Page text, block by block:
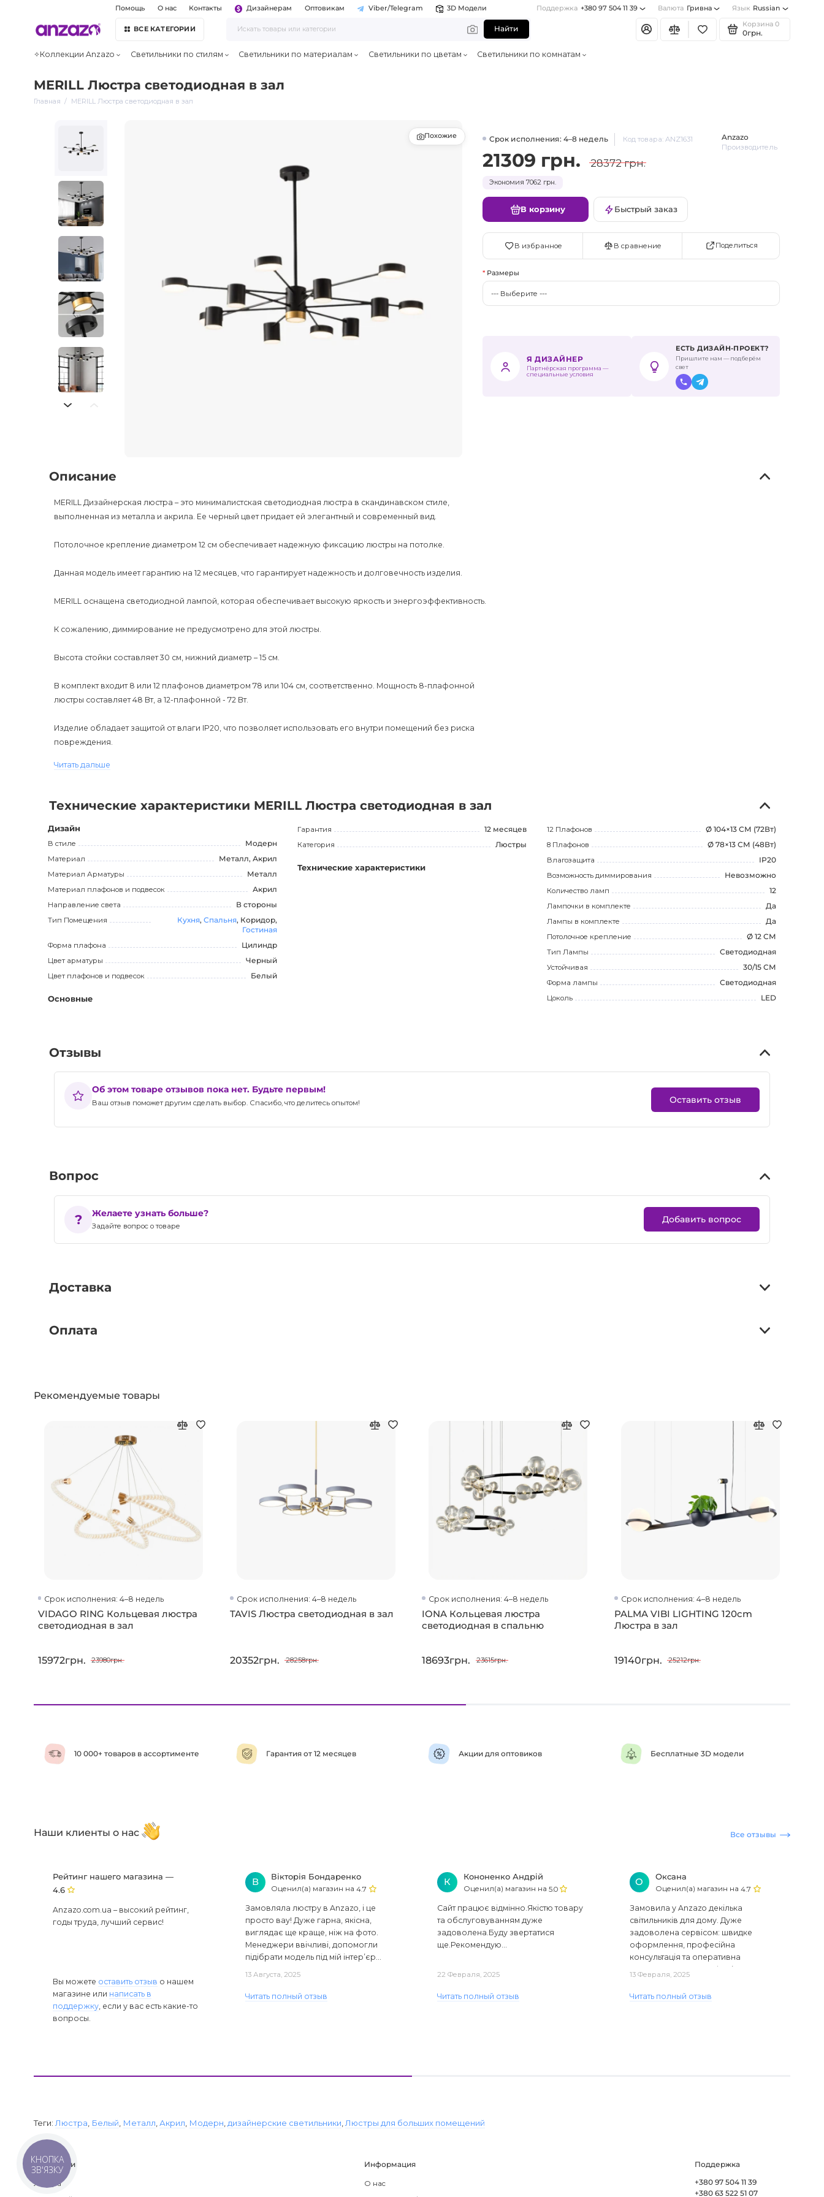
Помощь О нас Контакты Дизайнерам Оптовикам Viber/Telegram 3D Модели Поддержка +380 97 504 11 39 Валюта Гривна Язык Russian
ВСЕ КАТЕГОРИИ Найти
Корзина 0
0грн.
✧Коллекции Anzazo Светильники по стилям Светильники по материалам Светильники по цветам Светильники по комнатам
MERILL Люстра светодиодная в зал
Главная MERILL Люстра светодиодная в зал
Похожие Срок исполнения: 4–8 недель Код товара: ANZ1631
Anzazo
Производитель
21309 грн. 28372 грн.
Экономия 7062 грн.
В корзину Быстрый заказ
В избранное В сравнение Поделиться
Размеры
Я ДИЗАЙНЕР
Партнёрская программа —
специальные условия
ЕСТЬ ДИЗАЙН-ПРОЕКТ?
Пришлите нам — подберём
свет
Описание
MERILL Дизайнерская люстра – это минималистская светодиодная люстра в скандинавском стиле,
выполненная из металла и акрила. Ее черный цвет придает ей элегантный и современный вид.
Потолочное крепление диаметром 12 см обеспечивает надежную фиксацию люстры на потолке.
Данная модель имеет гарантию на 12 месяцев, что гарантирует надежность и долговечность изделия.
MERILL оснащена светодиодной лампой, которая обеспечивает высокую яркость и энергоэффективность.
К сожалению, диммирование не предусмотрено для этой люстры.
Высота стойки составляет 30 см, нижний диаметр – 15 см.
В комплект входит 8 или 12 плафонов диаметром 78 или 104 см, соответственно. Мощность 8-плафонной
люстры составляет 48 Вт, а 12-плафонной - 72 Вт.
Изделие обладает защитой от влаги IP20, что позволяет использовать его внутри помещений без риска
повреждения.
Цоколь люстры выполнен для использования с лампами типа LED, которые являются наиболее
MERILL подойдет к любому современному интерьеру и прекрасно впишется в гостиную, спальню, кухню или
офисное помещение.
Лампы входят в комплект, что позволяет сразу же насладиться ярким и комфортным освещением.
приобрести этот качественный и стильный товар.
Читать дальше
Технические характеристики MERILL Люстра светодиодная в зал
Дизайн
В стиле
Модерн
Материал
Металл, Акрил
Материал Арматуры
Металл
Материал плафонов и подвесок
Акрил
Направление света
В стороны
Тип Помещения
Кухня, Спальня, Коридор,
Гостиная
Форма плафона
Цилиндр
Цвет арматуры
Черный
Цвет плафонов и подвесок
Белый
Основные
Гарантия
12 месяцев
Категория
Люстры
Технические характеристики
12 Плафонов
Ø 104×13 СМ (72Вт)
8 Плафонов
Ø 78×13 СМ (48Вт)
Влагозащита
IP20
Возможность диммирования
Невозможно
Количество ламп
12
Лампочки в комплекте
Да
Лампы в комплекте
Да
Потолочное крепление
Ø 12 СМ
Тип Лампы
Светодиодная
Устойчивая
30/15 СМ
Форма лампы
Светодиодная
Цоколь
LED
Отзывы
Об этом товаре отзывов пока нет. Будьте первым!
Ваш отзыв поможет другим сделать выбор. Спасибо, что делитесь опытом! Оставить отзыв
Вопрос
Желаете узнать больше?
Задайте вопрос о товаре
Добавить вопрос
Доставка
Оплата
Рекомендуемые товары
Срок исполнения: 4–8 недель
VIDAGO RING Кольцевая люстра
светодиодная в зал
15972грн. 23980грн.
Срок исполнения: 4–8 недель
TAVIS Люстра светодиодная в зал
20352грн. 28258грн.
Срок исполнения: 4–8 недель
IONA Кольцевая люстра
светодиодная в спальню
18693грн. 23615грн.
Срок исполнения: 4–8 недель
PALMA VIBI LIGHTING 120cm
Люстра в зал
19140грн. 25212грн.
10 000+ товаров в ассортименте Гарантия от 12 месяцев Акции для оптовиков Бесплатные 3D модели
Наши клиенты о нас Все отзывы
Рейтинг нашего магазина —
4.6
Anzazo.com.ua – высокий рейтинг,
годы труда, лучший сервис!
Вы можете оставить отзыв о нашем
магазине или написать в
поддержку, если у вас есть какие-то
вопросы.
В
Вікторія Бондаренко
Оценил(а) магазин на4.7
Замовляла люстру в Anzazo, і це
просто вау! Дуже гарна, якісна,
виглядає ще краще, ніж на фото.
Менеджери ввічливі, допомогли
підібрати модель під мій інтер’єр...
13 Августа, 2025
Читать полный отзыв
К
Кононенко Андрій
Оценил(а) магазин на 5.0
Сайт працює відмінно.Якістю товару
та обслуговуванням дуже
задоволена.Буду звертатися
ще.Рекомендую...
22 Февраля, 2025
Читать полный отзыв
О
Оксана
Оценил(а) магазин на4.7
Замовила у Anzazo декілька
світильників для дому. Дуже
задоволена сервісом: швидке
оформлення, професійна
консультація та оперативна
доставка. Один з плафонів, на жаль,
13 Февраля, 2025
Читать полный отзыв
Теги: Люстра Белый Металл Акрил Модерн дизайнерские светильники Люстры для больших помещений
Категории
Люстра
Информация
О нас
Поддержка
+380 97 504 11 39
+380 63 522 51 07
КНОПКА
ЗВ'ЯЗКУ